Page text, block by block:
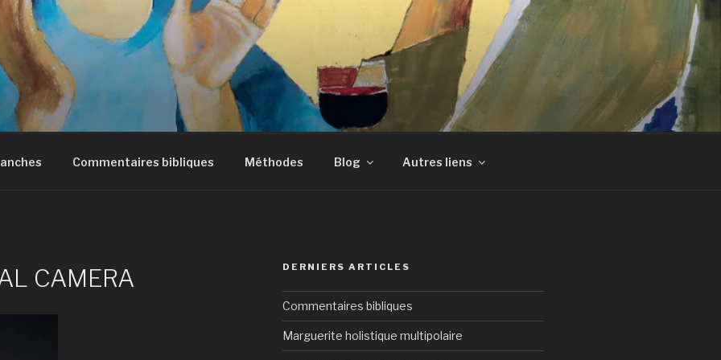
Commentaires bibliques Méthodes Blog Autres liens
CAMERA DERNIERS ARTICLES
Commentaires bibliques
Marguerite holistique multipolaire